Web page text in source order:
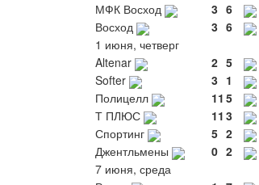
МФК Восход
3 6
Восход
3 6
1 июня, четверг
Altenar
2 5
Softer
3 1
Полицелл
11 5
Т ПЛЮС
11 3
Спортинг
5 2
Джентльмены
0 2
7 июня, среда